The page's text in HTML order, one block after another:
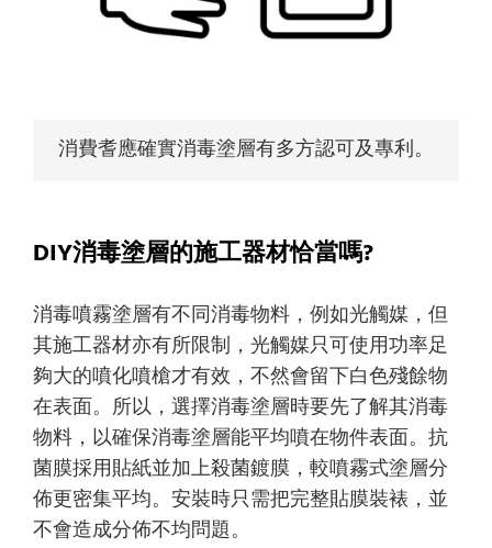
消費耆應確實消毒塗層有多方認可及專利。
DIY消毒塗層的施工器材恰當嗎?
消毒噴霧塗層有不同消毒物料，例如光觸媒，但
其施工器材亦有所限制，光觸媒只可使用功率足
夠大的噴化噴槍才有效，不然會留下白色殘餘物
在表面。所以，選擇消毒塗層時要先了解其消毒
物料，以確保消毒塗層能平均噴在物件表面。抗
菌膜採用貼紙並加上殺菌鍍膜，較噴霧式塗層分
佈更密集平均。安裝時只需把完整貼膜裝裱，並
不會造成分佈不均問題。